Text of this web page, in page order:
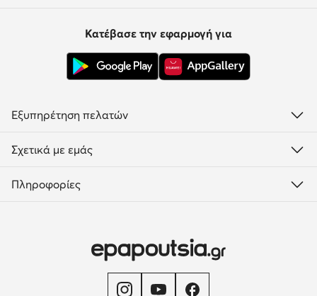
Κατέβασε την εφαρμογή για
Εξυπηρέτηση πελατών
Σχετικά με εμάς
Πληροφορίες